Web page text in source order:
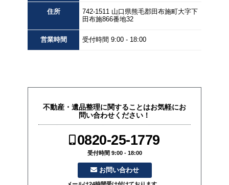
住所 742-1511 山口県熊毛郡田布施町大字下
田布施866番地32
営業時間 受付時間 9:00 - 18:00
不動産・遺品整理に関することはお気軽にお
問い合わせください！
0820-25-1779
受付時間 9:00 - 18:00
お問い合わせ
メールは24時間受け付けております。